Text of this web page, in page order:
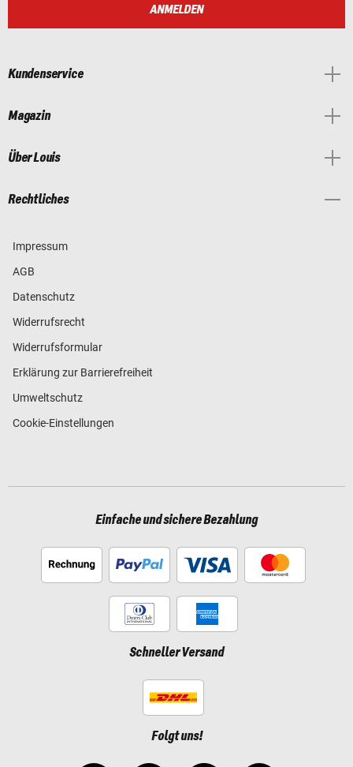
ANMELDEN
Kundenservice
Magazin
Über Louis
Rechtliches
Impressum
AGB
Datenschutz
Widerrufsrecht
Widerrufsformular
Erklärung zur Barrierefreiheit
Umweltschutz
Cookie-Einstellungen
Einfache und sichere Bezahlung
Schneller Versand
Folgt uns!